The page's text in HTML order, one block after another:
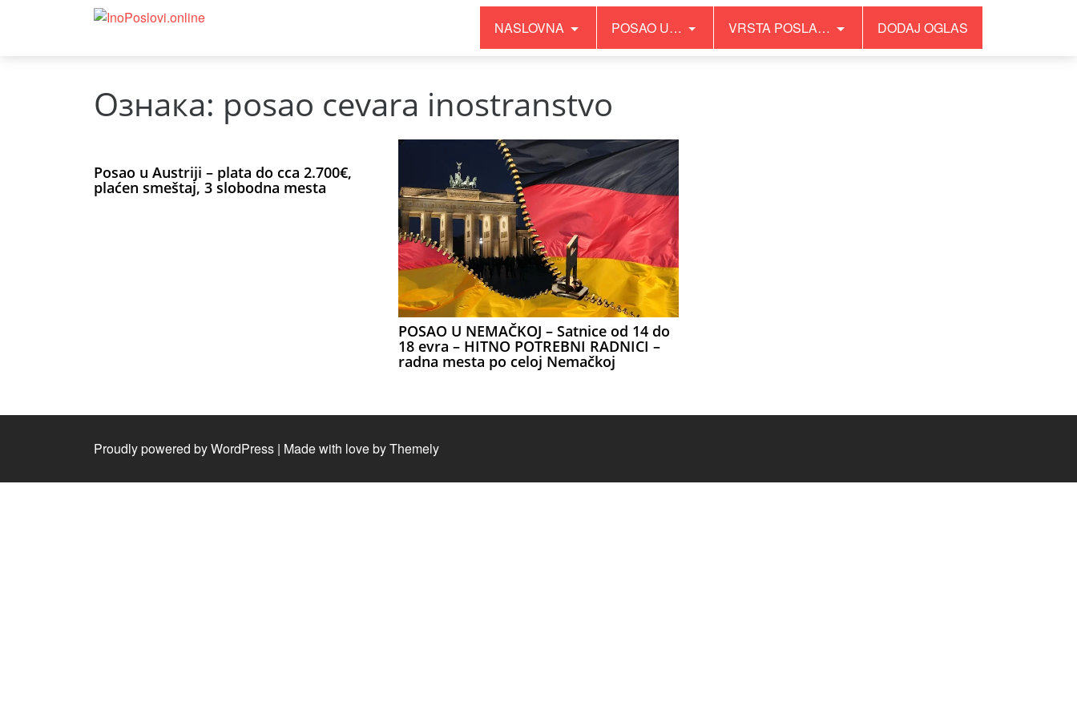
NASLOVNA POSAO U… VRSTA POSLA… DODAJ OGLAS
Ознака: posao cevara inostranstvo
Posao u Austriji – plata do cca 2.700€,
plaćen smeštaj, 3 slobodna mesta
POSAO U NEMAČKOJ – Satnice od 14 do
18 evra – HITNO POTREBNI RADNICI –
radna mesta po celoj Nemačkoj
Proudly powered by WordPress | Made with love byThemely